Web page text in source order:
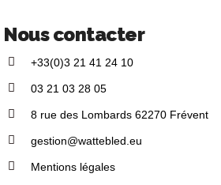
Nous contacter
+33(0)3 21 41 24 10
03 21 03 28 05
8 rue des Lombards 62270 Frévent
gestion@wattebled.eu
Mentions légales